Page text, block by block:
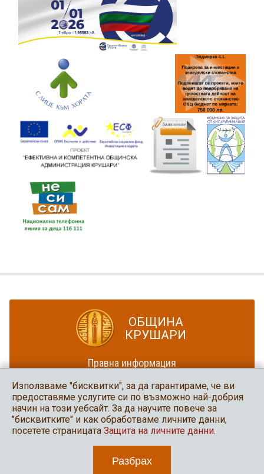
ОБЩИНА
КРУШАРИ
Правна информация
Карта на сайта
Община Крушари
в социалните мрежи
Уеб дизайн и програмиране: Нео медия
Използваме "бисквитки", за да гарантираме, че ви
предоставяме услугите си по възможно най-добрия
начин на този уебсайт. За да научите повече за
"бисквитките" и как обработваме личните данни,
посетете страницата Защита на личните данни.
Разбрах